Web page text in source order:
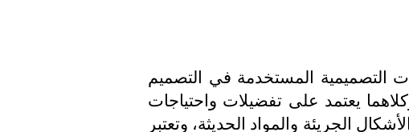
التصميمية المستخدمة في التصميم
يعتمد على تفضيلات واحتياجات
الجريئة والمواد الحديثة، وتعتبر